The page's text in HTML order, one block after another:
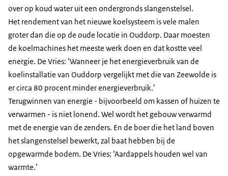
over op koud water uit een ondergronds slangenstelsel.
Het rendement van het nieuwe koelsysteem is vele malen
groter dan die op de oude locatie in Ouddorp. Daar moesten
de koelmachines het meeste werk doen en dat kostte veel
energie. De Vries: ‘Wanneer je het energieverbruik van de
koelinstallatie van Ouddorp vergelijkt met die van Zeewolde is
er circa 80 procent minder energieverbruik.’
Terugwinnen van energie - bijvoorbeeld om kassen of huizen te
verwarmen - is niet lonend. Wel wordt het gebouw verwarmd
met de energie van de zenders. En de boer die het land boven
het slangenstelsel bewerkt, zal baat hebben bij de
opgewarmde bodem. De Vries: ‘Aardappels houden wel van
warmte.’